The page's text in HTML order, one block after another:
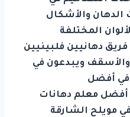
الدهان والأشكال
المختلفة
دهانيين فلبينيين
والأسقف ويبدعون في
في أفضل
أفضل معلم دهانات
مويلح الشارقة